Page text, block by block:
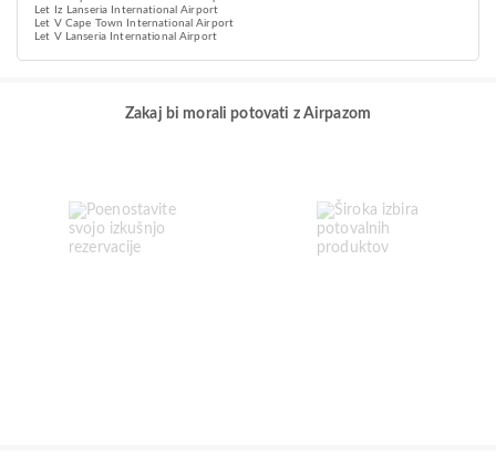
Let Iz Lanseria International Airport
Let V Cape Town International Airport
Let V Lanseria International Airport
Zakaj bi morali potovati z Airpazom